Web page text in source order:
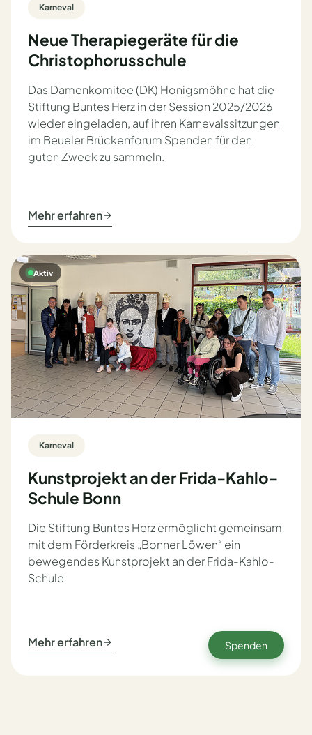
Karneval
Neue Therapiegeräte für die
Christophorusschule
Das Damenkomitee (DK) Honigsmöhne hat die
Stiftung Buntes Herz in der Session 2025/2026
wieder eingeladen, auf ihren Karnevalssitzungen
im Beueler Brückenforum Spenden für den
guten Zweck zu sammeln.
Mehr erfahren
Aktiv
Karneval
Kunstprojekt an der Frida-Kahlo-
Schule Bonn
Die Stiftung Buntes Herz ermöglicht gemeinsam
mit dem Förderkreis „Bonner Löwen“ ein
bewegendes Kunstprojekt an der Frida-Kahlo-
Schule
Mehr erfahren Spenden